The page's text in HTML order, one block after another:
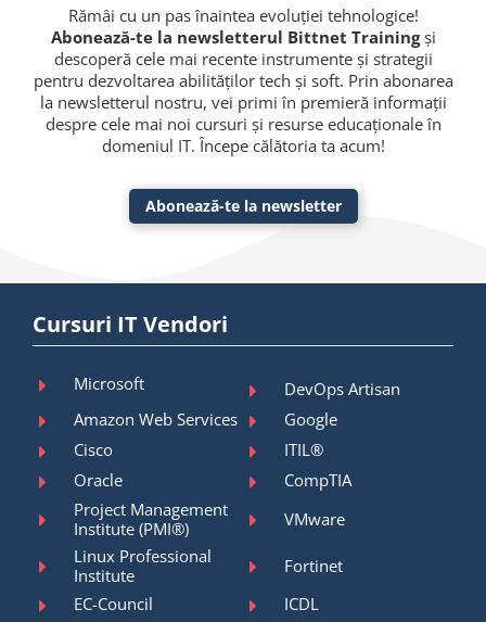
Rămâi cu un pas înaintea evoluției tehnologice!
Abonează-te la newsletterul Bittnet Trainingși
descoperă cele mai recente instrumente și strategii
pentru dezvoltarea abilităților tech și soft. Prin abonarea
la newsletterul nostru, vei primi în premieră informații
despre cele mai noi cursuri și resurse educaționale în
domeniul IT. Începe călătoria ta acum!
Abonează-te la newsletter
Cursuri IT Vendori
Microsoft
DevOps Artisan
Amazon Web Services
Google
Cisco
ITIL®
Oracle
CompTIA
Project Management
Institute (PMI®)
VMware
Linux Professional
Institute
Fortinet
EC-Council
ICDL